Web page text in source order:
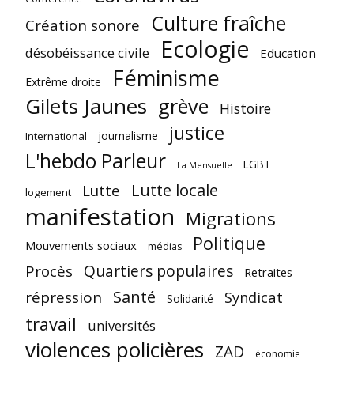
Création sonore Culture fraîche
désobéissance civile Ecologie Education
Extrême droite Féminisme
Gilets Jaunes grève Histoire
International journalisme justice
L'hebdo Parleur La Mensuelle
LGBT
logement
Lutte Lutte locale
manifestation Migrations
Mouvements sociaux médias Politique
Procès Quartiers populaires Retraites
répression Santé Solidarité Syndicat
travail universités
violences policières ZAD économie